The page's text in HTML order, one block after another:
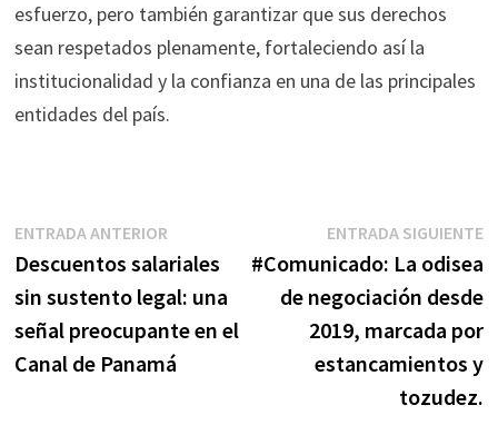
esfuerzo, pero también garantizar que sus derechos
sean respetados plenamente, fortaleciendo así la
institucionalidad y la confianza en una de las principales
entidades del país.
Navegación
de
entradas
ENTRADA ANTERIOREntrada
anterior:
Descuentos salariales
sin sustento legal: una
señal preocupante en el
Canal de Panamá
ENTRADA SIGUIENTE
#Comunicado: La odisea
de negociación desde
2019, marcada por
estancamientos y
tozudez.